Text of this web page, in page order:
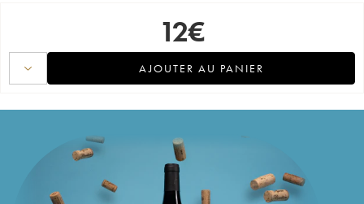
12€
AJOUTER AU PANIER